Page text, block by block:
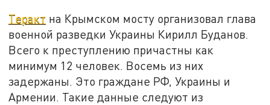
Теракт на Крымском мосту организовал глава
военной разведки Украины Кирилл Буданов.
Всего к преступлению причастны как
минимум 12 человек. Восемь из них
задержаны. Это граждане РФ, Украины и
Армении. Такие данные следуют из